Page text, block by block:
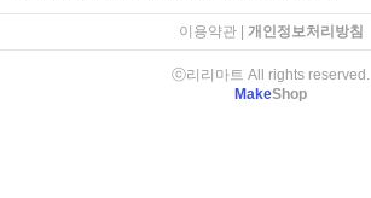
이용약관| 개인정보처리방침
ⓒ리리마트 All rights reserved.
MakeShop